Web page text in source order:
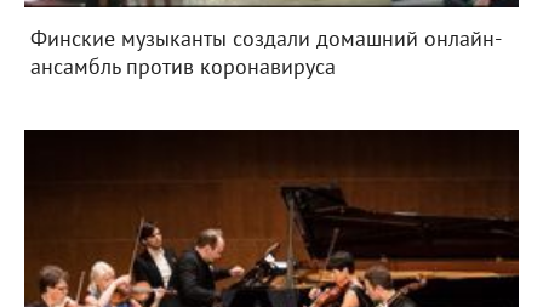
Финские музыканты создали домашний онлайн-
ансамбль против коронавируса